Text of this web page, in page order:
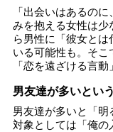
「出会いはあるの
みを抱える女性は少
ら男性に「彼女と
いる可能性も。そ
「恋を遠ざける言動
男友達が多いとい
男友達が多いと「
対象としては「俺